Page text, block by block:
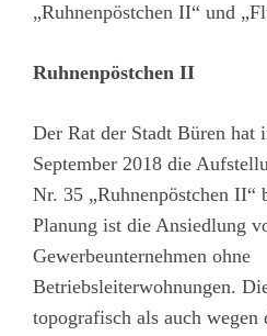
„Ruhnenpöstchen II“ und
Ruhnenpöstchen II
Der Rat der Stadt Büren hat
September 2018 die
Nr. 35 „Ruhnenpöstchen II“
Planung ist die Ansiedlung
Gewerbeunternehmen ohne
Betriebsleiterwohnungen.
topografisch als auch wegen